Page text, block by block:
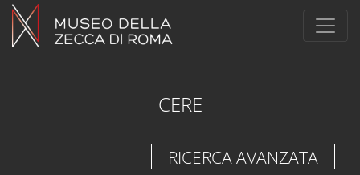
CERE
RICERCA AVANZATA